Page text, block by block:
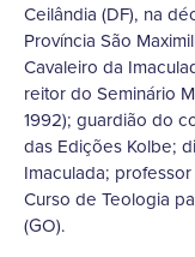
Ceilândia (DF), na
Província São
Cavaleiro da
reitor do Seminário
1992); guardião do
das Edições Kolbe;
Imaculada;
Curso de Teologia
(GO).